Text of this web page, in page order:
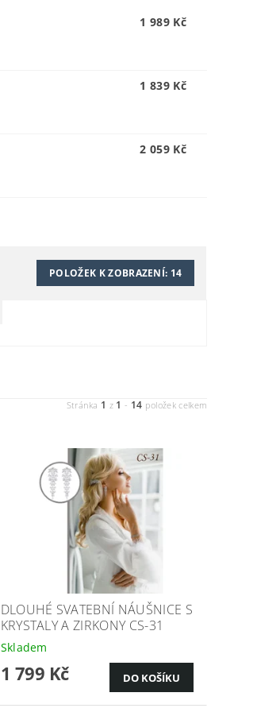
1 989 Kč
1 839 Kč
2 059 Kč
POLOŽEK K ZOBRAZENÍ: 14
Stránka 1 z 1 - 14 položek celkem
DLOUHÉ SVATEBNÍ NÁUŠNICE S
KRYSTALY A ZIRKONY CS-31
Skladem
1 799 Kč